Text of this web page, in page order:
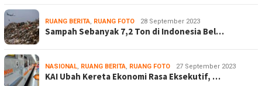
RUANG BERITA, RUANG FOTO 28 September 2023
Sampah Sebanyak 7,2 Ton di Indonesia Bel…
NASIONAL, RUANG BERITA, RUANG FOTO 27 September 2023
KAI Ubah Kereta Ekonomi Rasa Eksekutif, …